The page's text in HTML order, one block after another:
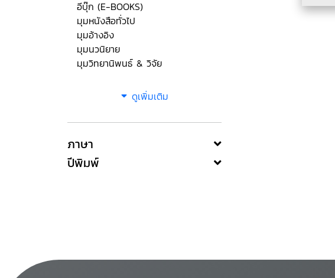
อีบุ๊ก (E-BOOKS)
มุมหนังสือทั่วไป
มุมอ้างอิง
มุมนวนิยาย
มุมวิทยานิพนธ์ & วิจัย
ดูเพิ่มเติม
ภาษา
ปีพิมพ์